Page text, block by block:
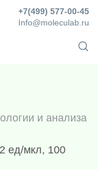
Info@moleculab.ru
+7(499) 577-00-45
и анализа
ед/мкл, 100